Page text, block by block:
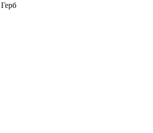
Герб